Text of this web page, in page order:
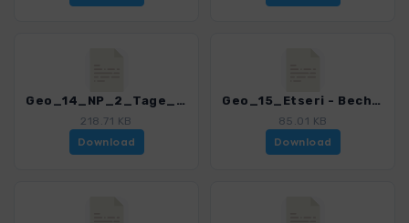
Geo_14_NP_2_Tage_Panorama-Trail.gpx
218.71 KB
Download
Geo_15_Etseri - Becho.gpx
85.01 KB
Download